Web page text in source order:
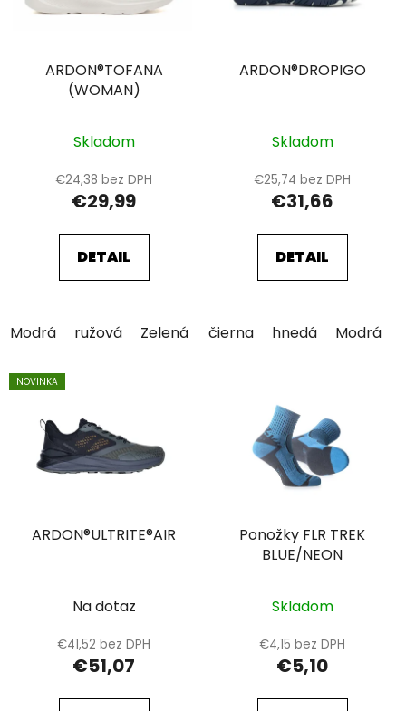
ARDON®TOFANA
(WOMAN)
Skladom
€24,38 bez DPH
€29,99
DETAIL
Modrá ružová Zelená
ARDON®DROPIGO
Skladom
€25,74 bez DPH
€31,66
DETAIL
čierna hnedá Modrá
NOVINKA
ARDON®ULTRITE®AIR
Na dotaz
€41,52 bez DPH
€51,07
Ponožky FLR TREK
BLUE/NEON
Skladom
€4,15 bez DPH
€5,10